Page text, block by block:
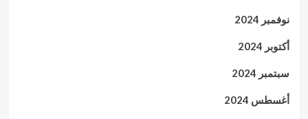
نوفمبر 2024
أكتوبر 2024
سبتمبر 2024
أغسطس 2024